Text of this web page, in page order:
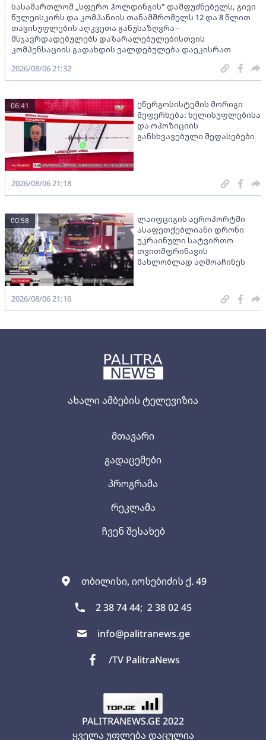
ახალი ამბების ტელევიზია
თბილისი, იოსებიძის ქ. 49
2 38 74 44; 2 38 02 45
info@palitranews.ge
/TV PalitraNews
მთავარი
გადაცემები
პროგრამა
რეკლამა
ჩვენ შესახებ
PALITRANEWS.GE 2022
ყველა უფლება დაცულია
სასამართლომ „სფერო ჰოლდინგის" დამფუძნებელს, გივი
წულეისკირს და კომპანიის თანამშრომელს 12 და 8 წლით
თავისუფლების აღკვეთა განუსაზღვრა -
მსჯავრდადებულებს დაზარალებულებისთვის
კომპენსაციის გადახდის ვალდებულება დაეკისრათ
2026/08/06 21:32
ენერგოსისტემის მორიგი
შეფერხება: ხელისუფლებისა
და ოპოზიციის
განსხვავებული შეფასებები
06:41
2026/08/06 21:18
ლაიფციგის აეროპორტში
ასაფეთქებლიანი დრონი
უკრაინული სატვირთო
თვითმფრინავის
მახლობლად აღმოაჩინეს
00:58
2026/08/06 21:16